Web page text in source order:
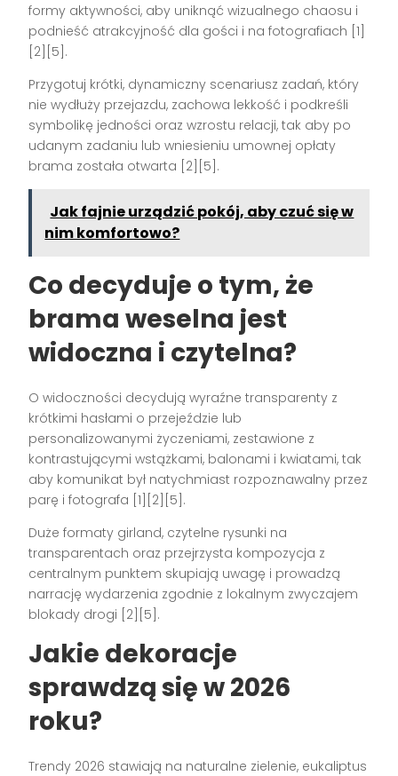
formy aktywności, aby uniknąć wizualnego chaosu i
podnieść atrakcyjność dla gości i na fotografiach [1]
[2][5].
Przygotuj krótki, dynamiczny scenariusz zadań, który
nie wydłuży przejazdu, zachowa lekkość i podkreśli
symbolikę jedności oraz wzrostu relacji, tak aby po
udanym zadaniu lub wniesieniu umownej opłaty
brama została otwarta [2][5].
Jak fajnie urządzić pokój, aby czuć się w
nim komfortowo?
Co decyduje o tym, że
brama weselna jest
widoczna i czytelna?
O widoczności decydują wyraźne transparenty z
krótkimi hasłami o przejeździe lub
personalizowanymi życzeniami, zestawione z
kontrastującymi wstążkami, balonami i kwiatami, tak
aby komunikat był natychmiast rozpoznawalny przez
parę i fotografa [1][2][5].
Duże formaty girland, czytelne rysunki na
transparentach oraz przejrzysta kompozycja z
centralnym punktem skupiają uwagę i prowadzą
narrację wydarzenia zgodnie z lokalnym zwyczajem
blokady drogi [2][5].
Jakie dekoracje
sprawdzą się w 2026
roku?
Trendy 2026 stawiają na naturalne zielenie, eukaliptus